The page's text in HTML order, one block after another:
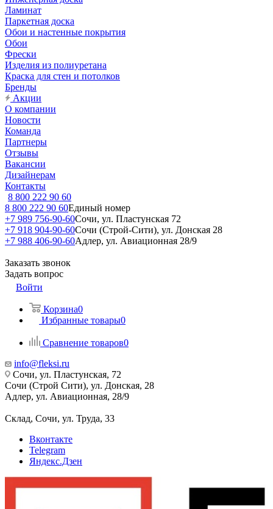
Ламинат
Паркетная доска
Обои и настенные покрытия
Обои
Фрески
Изделия из полиуретана
Краска для стен и потолков
Бренды
Акции
О компании
Новости
Команда
Партнеры
Отзывы
Вакансии
Дизайнерам
Контакты
8 800 222 90 60
8 800 222 90 60Единый номер
+7 989 756-90-60Сочи, ул. Пластунская 72
+7 918 904-90-60Сочи (Строй-Сити), ул. Донская 28
+7 988 406-90-60Адлер, ул. Авиационная 28/9
Заказать звонок
Задать вопрос
Войти
Корзина0
Избранные товары0
Сравнение товаров0
info@fleksi.ru
Сочи, ул. Пластунская, 72
Сочи (Строй Сити), ул. Донская, 28
Адлер, ул. Авиационная, 28/9
Склад, Сочи, ул. Труда, 33
Вконтакте
Telegram
Яндекс.Дзен